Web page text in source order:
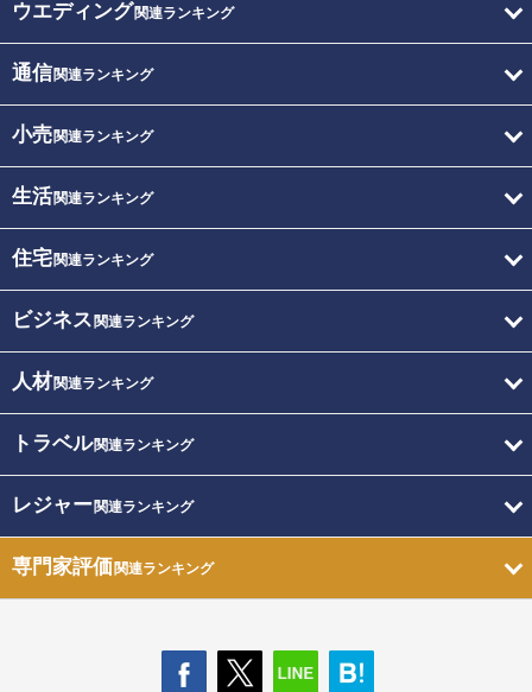
ウエディング関連ランキング
通信関連ランキング
小売関連ランキング
生活関連ランキング
住宅関連ランキング
ビジネス 関連ランキング
人材関連ランキング
トラベル関連ランキング
レジャー関連ランキング
専門家評価関連ランキング